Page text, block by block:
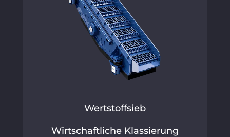
Wertstoffsieb
Wirtschaftliche Klassierung